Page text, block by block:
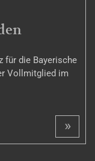
für die Bayerische
Vollmitglied im
»